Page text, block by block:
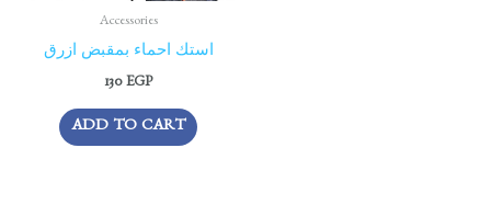
Accessories
استك احماء بمقبض ازرق
130 EGP
ADD TO CART